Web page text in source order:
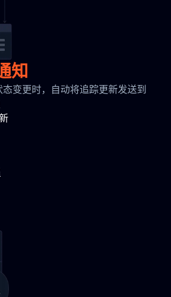
知
态变更时，自动将追踪更新发送到